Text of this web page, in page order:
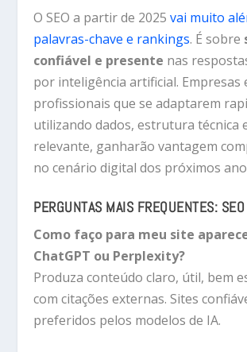
O SEO a partir de 2025vai muito
palavras-chave e rankings. É sobre
confiável e presente nas
por inteligência artificial. Empresas
profissionais quese adaptarem
utilizando dados, estrutura técnica
relevante, ganharão vantagem
no cenário digital dos próximos
PERGUNTAS MAIS FREQUENTES:
Como faço para meu site
ChatGPT ou Perplexity?
Produza conteúdo claro, útil, bem
com citações externas. Sites
preferidos pelos modelos de IA.